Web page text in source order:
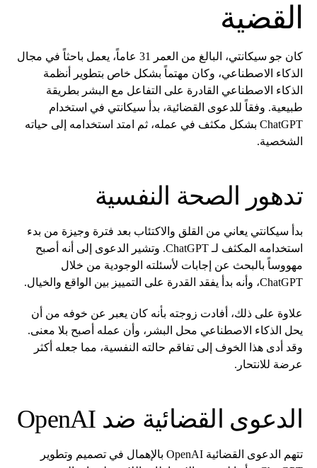
القضية
كان جو سيكانتي، البالغ من العمر 31 عاماً، يعمل باحثاً في مجال
الذكاء الاصطناعي، وكان مهتماً بشكل خاص بتطوير أنظمة
الذكاء الاصطناعي القادرة على التفاعل مع البشر بطريقة
طبيعية. وفقاً للدعوى القضائية، بدأ سيكانتي في استخدام
ChatGPT بشكل مكثف في عمله، ثم امتد استخدامه إلى حياته
الشخصية.
تدهور الصحة النفسية
بدأ سيكانتي يعاني من القلق والاكتئاب بعد فترة وجيزة من بدء
استخدامه المكثف لـ ChatGPT. وتشير الدعوى إلى أنه أصبح
مهووساً بالبحث عن إجابات لأسئلته الوجودية من خلال
ChatGPT، وأنه بدأ يفقد القدرة على التمييز بين الواقع والخيال.
علاوة على ذلك، أفادت زوجته بأنه كان يعبر عن خوفه من أن
يحل الذكاء الاصطناعي محل البشر، وأن عمله أصبح بلا معنى.
وقد أدى هذا الخوف إلى تفاقم حالته النفسية، مما جعله أكثر
عرضة للانتحار.
الدعوى القضائية ضد OpenAI
تتهم الدعوى القضائية OpenAI بالإهمال في تصميم وتطوير